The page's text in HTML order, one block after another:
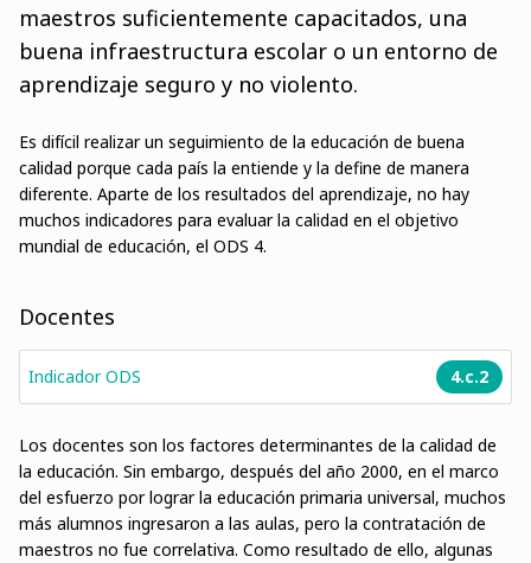
maestros suficientemente capacitados, una
buena infraestructura escolar o un entorno de
aprendizaje seguro y no violento.
Es difícil realizar un seguimiento de la educación de buena
calidad porque cada país la entiende y la define de manera
diferente. Aparte de los resultados del aprendizaje, no hay
muchos indicadores para evaluar la calidad en el objetivo
mundial de educación, el ODS 4.
Docentes
Indicador ODS 4.c.2
Los docentes son los factores determinantes de la calidad de
la educación. Sin embargo, después del año 2000, en el marco
del esfuerzo por lograr la educación primaria universal, muchos
más alumnos ingresaron a las aulas, pero la contratación de
maestros no fue correlativa. Como resultado de ello, algunas